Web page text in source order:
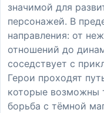
значимой для
персонажей. В
направления: от
отношений до
соседствует с
Герои проходят
которые возможны
борьба с тёмной